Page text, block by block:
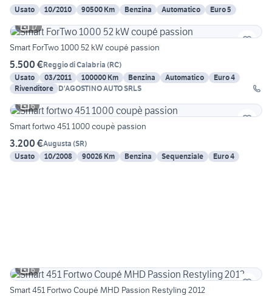
Usato
10/2010 90500 Km Benzina Automatico
Euro 5
17
Smart ForTwo 1000 52 kW coupé passion
5.500 €Reggio di Calabria (RC)
Usato
03/2011 100000 Km Benzina Automatico
Euro 4
Rivenditore D'AGOSTINO AUTO SRLS
6
Smart fortwo 451 1000 coupè passion
3.200 €Augusta (SR)
Usato
10/2008 90026 Km Benzina Sequenziale Euro 4
6
Smart 451 Fortwo Coupé MHD Passion Restyling 2012